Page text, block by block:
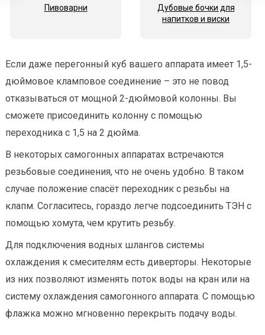
Пивоварни
Дубовые бочки для
напитков и виски
Если даже перегонный куб вашего аппарата имеет 1,5-
дюймовое кламповое соединение – это не повод
отказываться от мощной 2-дюймовой колонны. Вы
сможете присоединить колонну с помощью
переходника с 1,5 на 2 дюйма.
В некоторых самогонных аппаратах встречаются
резьбовые соединения, что не очень удобно. В таком
случае положение спасёт переходник с резьбы на
клапм. Согласитесь, гораздо легче подсоединить ТЭН с
помощью хомута, чем крутить резьбу.
Для подключения водных шлангов системы
охлаждения к смесителям есть диверторы. Некоторые
из них позволяют изменять поток воды на кран или на
систему охлаждения самогонного аппарата. С помощью
флажка можно мгновенно перекрыть подачу воды.